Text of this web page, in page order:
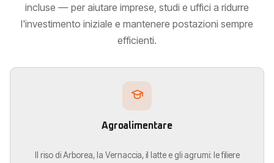
incluse — per aiutare imprese, studi e uffici a ridurre
l'investimento iniziale e mantenere postazioni sempre
efficienti.
Agroalimentare
Il riso di Arborea, la Vernaccia, il latte e gli agrumi: le filiere